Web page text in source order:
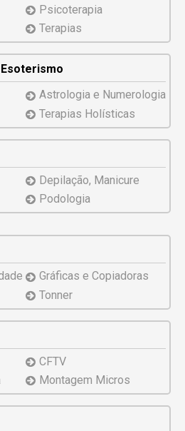
Psicoterapia
Terapias
Astrologia e Numerologia
Terapias Holísticas
Depilação, Manicure
Podologia
Gráficas e Copiadoras
Tonner
CFTV
Montagem Micros